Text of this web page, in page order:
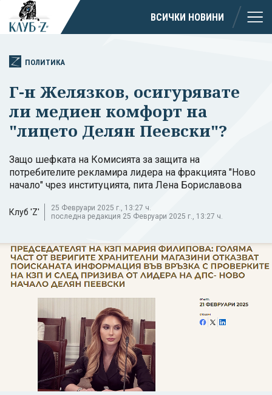
ВСИЧКИ НОВИНИ
ПОЛИТИКА
Г-н Желязков, осигурявате
ли медиен комфорт на
"лицето Делян Пеевски"?
Защо шефката на Комисията за защита на
потребителите рекламира лидера на фракцията "Ново
начало" чрез институцията, пита Лена Бориславова
Клуб 'Z'
25 Февруари 2025 г., 13:27 ч.
последна редакция 25 Февруари 2025 г., 13:27 ч.